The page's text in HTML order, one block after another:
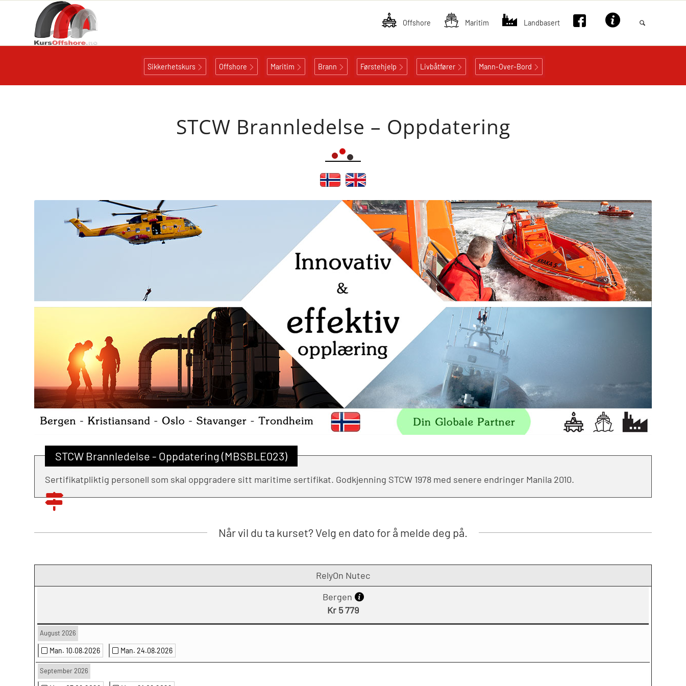
Offshore Maritim Landbasert
Sikkerhetskurs Offshore Maritim Brann Førstehjelp Livbåtfører Mann-Over-Bord
STCW Brannledelse – Oppdatering
STCW Brannledelse - Oppdatering (MBSBLE023)
Sertifikatpliktig personell som skal oppgradere sitt maritime sertifikat. Godkjenning STCW 1978 med senere endringer Manila 2010.
Når vil du ta kurset? Velg en dato for å melde deg på.
RelyOn Nutec
Bergen
Kr 5 779
August 2026
Man. 10.08.2026 Man. 24.08.2026
September 2026